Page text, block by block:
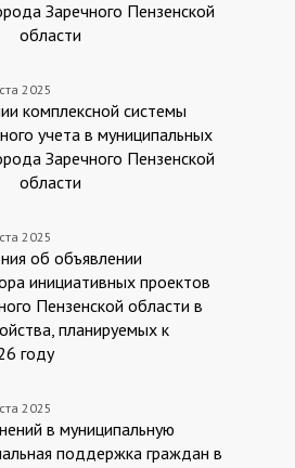
Заречного Пензенской
области
2025
комплексной системы
учета в муниципальных
Заречного Пензенской
области
2025
об объявлении
инициативных проектов
Пензенской области в
планируемых к
году
2025
в муниципальную
поддержка граждан в